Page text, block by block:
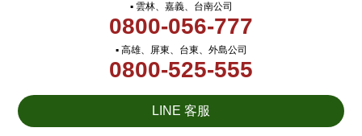
▪ 雲林、嘉義、台南公司
0800-056-777
▪ 高雄、屏東、台東、外島公司
0800-525-555
LINE 客服